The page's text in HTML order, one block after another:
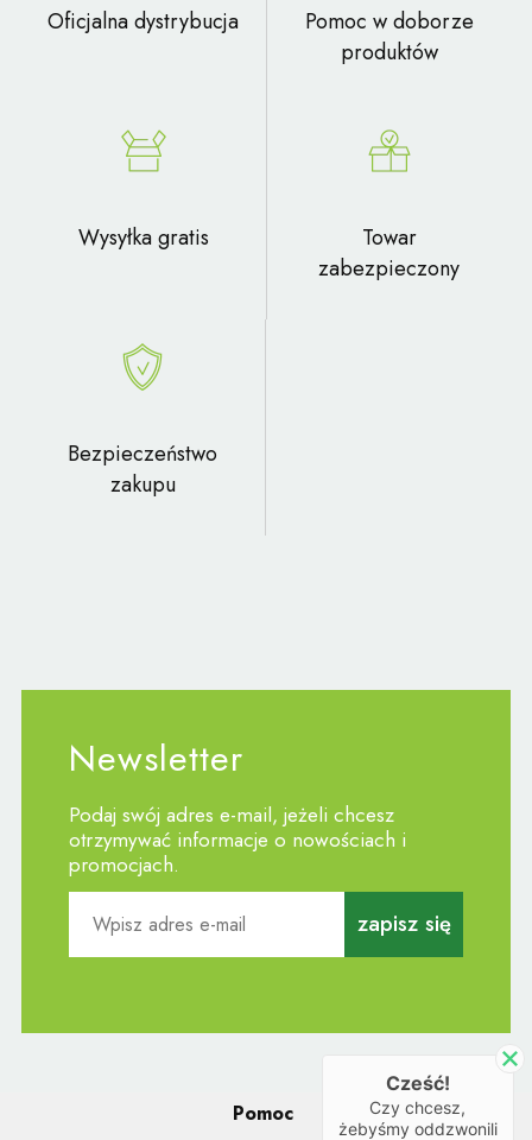
Oficjalna dystrybucja
Pomoc w doborze
produktów
Wysyłka gratis
Towar
zabezpieczony
Bezpieczeństwo
zakupu
Newsletter
Podaj swój adres e-mail, jeżeli chcesz
otrzymywać informacje o nowościach i
promocjach.
zapisz się
Pomoc
Cześć!
Czy chcesz,
żebyśmy oddzwonili